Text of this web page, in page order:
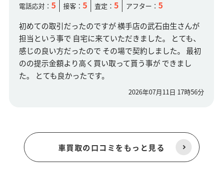
電話応対： 5 接客： 5 査定： 5 アフター： 5
初めての取引だったのですが 横手店の武石由生さんが
担当という事で 自宅に来ていただきました。 とても、
感じの良い方だったので その場で契約しました。 最初
のの提示金額より高く買い取って貰う事が できまし
た。 とても良かったです。
2026年07月11日 17時56分
車買取の口コミをもっと見る